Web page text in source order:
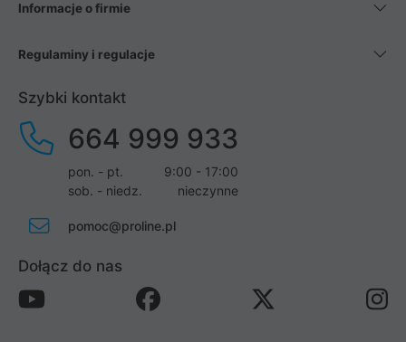
Informacje o firmie
Regulaminy i regulacje
Szybki kontakt
664 999 933
pon. - pt.
9:00 - 17:00
sob. - niedz.
nieczynne
pomoc@proline.pl
Dołącz do nas